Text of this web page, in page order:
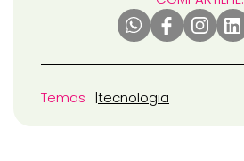
Temas tecnologia